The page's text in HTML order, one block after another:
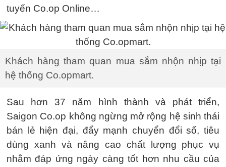
tuyến Co.op Online…
Khách hàng tham quan mua sắm nhộn nhịp tại
hệ thống Co.opmart.
Sau hơn 37 năm hình thành và phát triển,
Saigon Co.op không ngừng mở rộng hệ sinh thái
bán lẻ hiện đại, đẩy mạnh chuyển đổi số, tiêu
dùng xanh và nâng cao chất lượng phục vụ
nhằm đáp ứng ngày càng tốt hơn nhu cầu của